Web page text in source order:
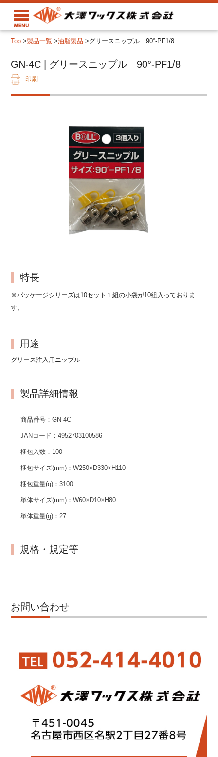
Top >製品一覧 >油脂製品 >グリースニップル 90°-PF1/8
GN-4C | グリースニップル 90°-PF1/8
印刷
特長
※パッケージシリーズは10セット１組の小袋が10組入っておりま
す。
用途
グリース注入用ニップル
製品詳細情報
商品番号：GN-4C
JANコード：4952703100586
梱包入数： 100
梱包サイズ(mm)：W250×D330×H110
梱包重量(g)：3100
単体サイズ(mm)：W60×D10×H80
単体重量(g)：27
規格・規定等
お問い合わせ